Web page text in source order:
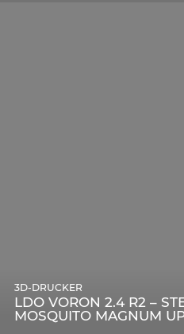
LDO VORON 2.4 R2 –
MOSQUITO MAGNUM
3D-DRUCKER